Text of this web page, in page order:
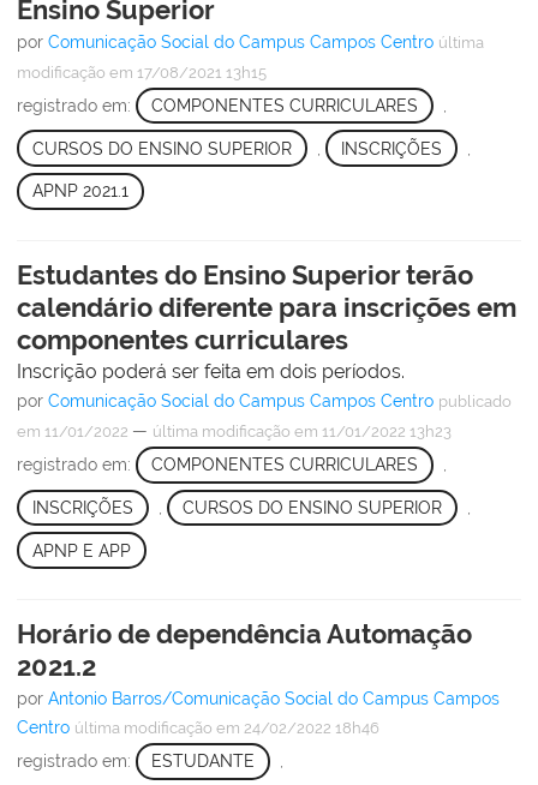
Ensino Superior
por Comunicação Social do Campus Campos Centro última
modificação em 17/08/2021 13h15
registrado em: COMPONENTES CURRICULARES
CURSOS DO ENSINO SUPERIOR INSCRIÇÕES
APNP 2021.1
Estudantes do Ensino Superior terão
calendário diferente para inscrições em
componentes curriculares
Inscrição poderá ser feita em dois períodos.
por Comunicação Social do Campus Campos Centro publicado
em 11/01/2022 — última modificação em 11/01/2022 13h23
registrado em: COMPONENTES CURRICULARES
INSCRIÇÕES CURSOS DO ENSINO SUPERIOR
APNP E APP
Horário de dependência Automação
2021.2
por Antonio Barros/Comunicação Social do Campus Campos
Centro última modificação em 24/02/2022 18h46
registrado em: ESTUDANTE ,